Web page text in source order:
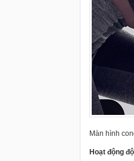
Màn hình
Hoạt động